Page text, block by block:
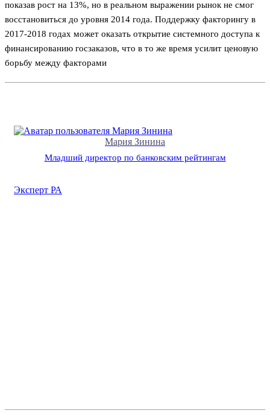
показав рост на 13%, но в реальном выражении рынок не смог
восстановиться до уровня 2014 года. Поддержку факторингу в
2017-2018 годах может оказать открытие системного доступа к
финансированию госзаказов, что в то же время усилит ценовую
борьбу между факторами
Мария Зинина
Младший директор по банковским рейтингам
Эксперт РА